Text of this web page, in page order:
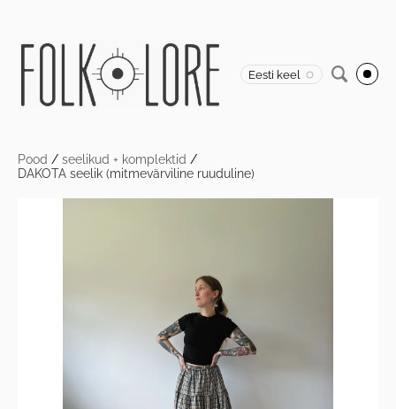
Eesti keel
Pood / seelikud + komplektid /
DAKOTA seelik (mitmevärviline ruuduline)